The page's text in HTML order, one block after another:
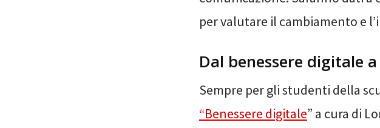
per valutare il cambiamento e
Dal benessere digitale
Sempre per gli studenti della
“Benessere digitale” a cura di